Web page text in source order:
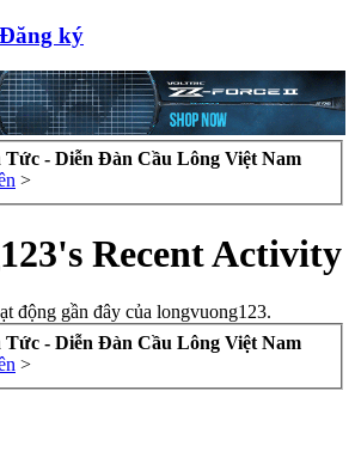
ký
- Diễn Đàn Cầu Lông Việt Nam
>
Recent Activity
động gần đây của longvuong123.
- Diễn Đàn Cầu Lông Việt Nam
>